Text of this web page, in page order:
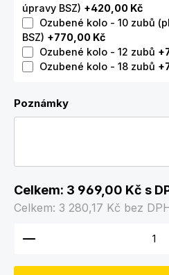
úpravy BSZ) +420,00 Kč
Ozubené kolo - 10 zubů
BSZ) +770,00 Kč
Ozubené kolo - 12 zubů
Ozubené kolo - 18 zubů
Poznámky
Celkem: 3 969,00 Kč s
Celkem: 3 280,17 Kč bez
Množství produktu: